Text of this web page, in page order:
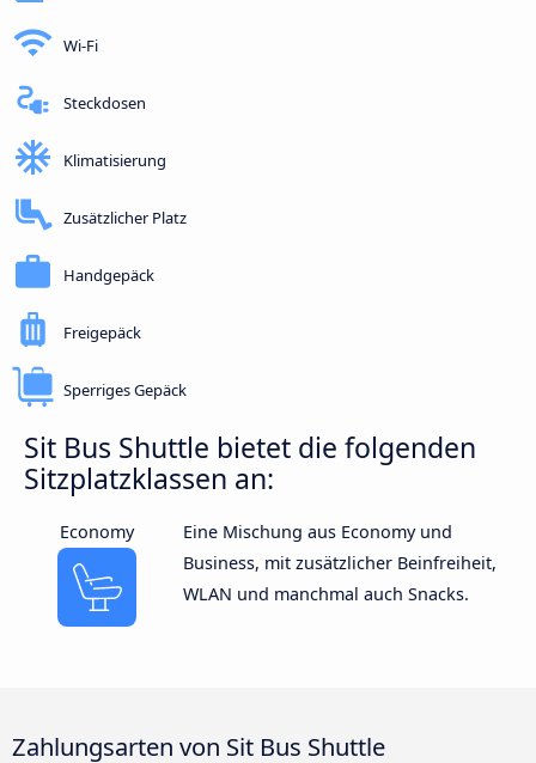
Wi-Fi
Steckdosen
Klimatisierung
Zusätzlicher Platz
Handgepäck
Freigepäck
Sperriges Gepäck
Sit Bus Shuttle bietet die folgenden
Sitzplatzklassen an:
Economy
Eine Mischung aus Economy und
Business, mit zusätzlicher Beinfreiheit,
WLAN und manchmal auch Snacks.
Zahlungsarten von Sit Bus Shuttle